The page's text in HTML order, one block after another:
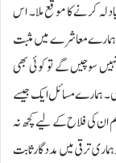
کرنے کا موقع ملا۔ اس
ہمارے معاشرے میں مثبت
سوچیں گے تو کوئی بھی
ہمارے مسائل ایک جیسے
ان کی فلاح کے لیے کچھ نہ
ترقی میں مددگار ثابت